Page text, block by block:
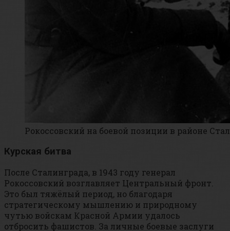
Рокоссовский на боевой позиции в районе
Курская битва
После Сталинграда, в 1943 году генерал
Рокоссовский возглавляет Центральный фронт.
Это был тяжёлый период, но благодаря
стратегическому мышлению и природному
чутью войскам Красной Армии удалось
отбросить фашистов. За личные боевые заслуги